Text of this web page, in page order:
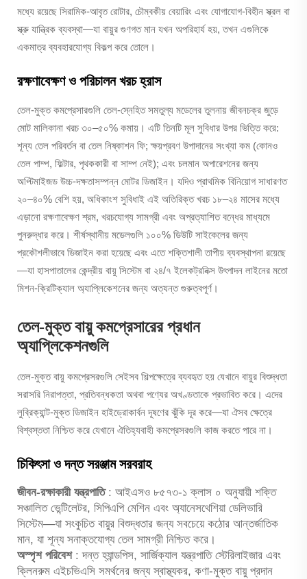
মধ্যে রয়েছে সিরামিক-আবৃত রোটার, চৌম্বকীয় বেয়ারিং এবং যোগাযোগ-বিহীন স্ক্রল বা
স্ক্রু যান্ত্রিক ব্যবস্থা—যা বায়ুর গুণগত মান যখন অপরিহার্য হয়, তখন এগুলিকে
একমাত্র ব্যবহারযোগ্য বিকল্প করে তোলে।
রক্ষণাবেক্ষণ ও পরিচালন খরচ হ্রাস
তেল-মুক্ত কমপ্রেসারগুলি তেল-স্নেহিত সমতুল্য মডেলের তুলনায় জীবনচক্র জুড়ে
মোট মালিকানা খরচ ৩০–৫০% কমায়। এটি তিনটি মূল সুবিধার উপর ভিত্তি করে:
শূন্য তেল পরিবর্তন বা তেল নিষ্কাশন ফি; ক্ষয়প্রবণ উপাদানের সংখ্যা কম (কোনও
তেল পাম্প, ফিল্টার, পৃথককারী বা সাম্প নেই); এবং চলমান অপারেশনের জন্য
অপ্টিমাইজড উচ্চ-দক্ষতাসম্পন্ন মোটর ডিজাইন। যদিও প্রাথমিক বিনিয়োগ সাধারণত
২০–৪০% বেশি হয়, অধিকাংশ সুবিধাই এই অতিরিক্ত খরচ ১৮–২৪ মাসের মধ্যে
এড়ানো রক্ষণাবেক্ষণ শ্রম, খরচযোগ্য সামগ্রী এবং অপ্রত্যাশিত বন্ধের মাধ্যমে
পুনরুদ্ধার করে। শীর্ষস্থানীয় মডেলগুলি ১০০% ডিউটি সাইকেলের জন্য
প্রকৌশলীভাবে ডিজাইন করা হয়েছে এবং এতে শক্তিশালী তাপীয় ব্যবস্থাপনা রয়েছে
—যা হাসপাতালের কেন্দ্রীয় বায়ু সিস্টেম বা ২৪/৭ ইলেকট্রনিক্স উৎপাদন লাইনের মতো
মিশন-ক্রিটিক্যাল অ্যাপ্লিকেশনের জন্য অত্যন্ত গুরুত্বপূর্ণ।
তেল-মুক্ত বায়ু কমপ্রেসারের প্রধান
অ্যাপ্লিকেশনগুলি
তেল-মুক্ত বায়ু কমপ্রেসরগুলি সেইসব শিল্পক্ষেত্রে ব্যবহৃত হয় যেখানে বায়ুর বিশুদ্ধতা
সরাসরি নিরাপত্তা, প্রতিবন্ধকতা অথবা পণ্যের অখণ্ডতাকে প্রভাবিত করে। এদের
লুব্রিক্যান্ট-মুক্ত ডিজাইন হাইড্রোকার্বন দূষণের ঝুঁকি দূর করে—যা ঐসব ক্ষেত্রে
বিশ্বস্ততা নিশ্চিত করে যেখানে ঐতিহ্যবাহী কমপ্রেসরগুলি কাজ করতে পারে না।
চিকিৎসা ও দন্ত সরঞ্জাম সরবরাহ
জীবন-রক্ষাকারী যন্ত্রপাতি : আইএসও ৮৫৭৩-১ ক্লাস ০ অনুযায়ী শক্তি
সঞ্চালিত ভেন্টিলেটর, সিপিএপি মেশিন এবং অ্যানেসথেশিয়া ডেলিভারি
সিস্টেম—যা সংকুচিত বায়ুর বিশুদ্ধতার জন্য সবচেয়ে কঠোর আন্তর্জাতিক
মান, যা শূন্য সনাক্তযোগ্য তেল সামগ্রী নিশ্চিত করে।
অস্পৃশ পরিবেশ : দন্ত হ্যান্ডপিস, সার্জিক্যাল যন্ত্রপাতি স্টেরিলাইজার এবং
ক্লিনরুম এইচভিএসি সমর্থনের জন্য স্বাস্থ্যকর, কণা-মুক্ত বায়ু প্রদান